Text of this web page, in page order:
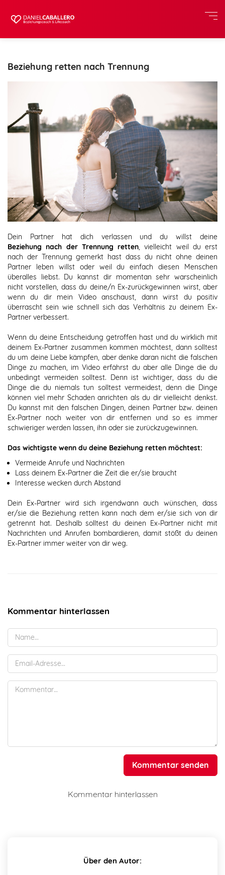
Beziehung retten nach Trennung
Dein Partner hat dich verlassen und du willst deine
Beziehung nach der Trennung retten, vielleicht weil du erst
nach der Trennung gemerkt hast dass du nicht ohne deinen
Partner leben willst oder weil du einfach diesen Menschen
überalles liebst. Du kannst dir momentan sehr warscheinlich
nicht vorstellen, dass du deine/n Ex-zurückgewinnen wirst, aber
wenn du dir mein Video anschaust, dann wirst du positiv
überrascht sein wie schnell sich das Verhältnis zu deinem Ex-
Partner verbessert.
Wenn du deine Entscheidung getroffen hast und du wirklich mit
deinem Ex-Partner zusammen kommen möchtest, dann solltest
du um deine Liebe kämpfen, aber denke daran nicht die falschen
Dinge zu machen, im Video erfährst du aber alle Dinge die du
unbedingt vermeiden solltest. Denn ist wichtiger, dass du die
Dinge die du niemals tun solltest vermeidest, denn die Dinge
können viel mehr Schaden anrichten als du dir vielleicht denkst.
Du kannst mit den falschen Dingen, deinen Partner bzw. deinen
Ex-Partner noch weiter von dir entfernen und so es immer
schwieriger werden lassen, ihn oder sie zurückzugewinnen.
Das wichtigste wenn du deine Beziehung retten möchtest:
Vermeide Anrufe und Nachrichten
Lass deinem Ex-Partner die Zeit die er/sie braucht
Interesse wecken durch Abstand
Dein Ex-Partner wird sich irgendwann auch wünschen, dass
er/sie die Beziehung retten kann nach dem er/sie sich von dir
getrennt hat. Deshalb solltest du deinen Ex-Partner nicht mit
Nachrichten und Anrufen bombardieren, damit stößt du deinen
Ex-Partner immer weiter von dir weg.
Kommentar hinterlassen
Kommentar senden
Kommentar hinterlassen
Über den Autor: